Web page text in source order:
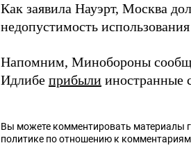
Как заявила Науэрт, Москва
недопустимость
Напомним, Минобороны
Идлибе прибыли иностранные
Вы можете комментировать материалы
политике по отношению к комментариям